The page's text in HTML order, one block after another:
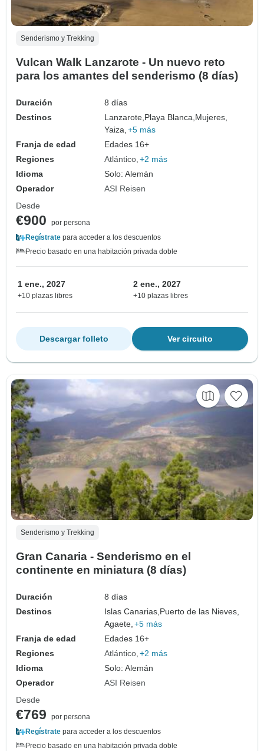
Senderismo y Trekking
Vulcan Walk Lanzarote - Un nuevo reto
para los amantes del senderismo (8 días)
Duración
8 días
Destinos
Lanzarote, Playa Blanca, Mujeres,
Yaiza, +5 más
Franja de edad
Edades 16+
Regiones
Atlántico +2 más
Idioma
Solo: Alemán
Operador
ASI Reisen
Desde
€900
por persona
Regístrate para acceder a los descuentos
Precio basado en una habitación privada doble
1 ene., 2027
+10 plazas libres
2 ene., 2027
+10 plazas libres
Ver circuito
Descargar folleto
Senderismo y Trekking
Gran Canaria - Senderismo en el
continente en miniatura (8 días)
Duración
8 días
Destinos
Islas Canarias, Puerto de las Nieves,
Agaete, +5 más
Franja de edad
Edades 16+
Regiones
Atlántico +2 más
Idioma
Solo: Alemán
Operador
ASI Reisen
Desde
€769
por persona
Regístrate para acceder a los descuentos
Precio basado en una habitación privada doble